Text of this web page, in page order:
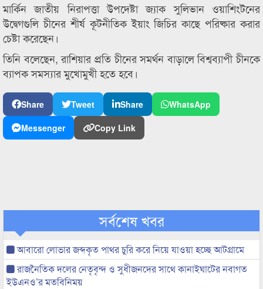
মার্কিন জাতীয় নিরাপত্তা উপদেষ্টা জ্যাক সুলিভান ওয়াশিংটনের
উদ্বেগগুলি চীনের শীর্ষ কূটনীতিক ইয়াং জিচির কাছে পরিষ্কার করার
চেষ্টা করেছেন।
তিনি বলেছেন, রাশিয়ার প্রতি চীনের সমর্থন বাড়ালে বিশ্বব্যাপী চীনকে
ব্যাপক সমস্যার মুখোমুখী হতে হবে।
Share Tweet Share
WhatsApp
Messenger
Copy Link
সর্বশেষ খবর
আবারো লোভার জব্দকৃত পাথর চুরি করে নিয়ে যাওয়া হচ্ছে আটগ্রামে
রাজনৈতিক দলের নেতৃবৃন্দ ও সুধীজনদের সাথে কানাইঘাটের নবাগত
ইউএনও’র মতবিনিময়